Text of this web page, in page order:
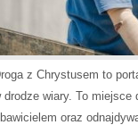
z Chrystusem to
drodze wiary. To
oraz